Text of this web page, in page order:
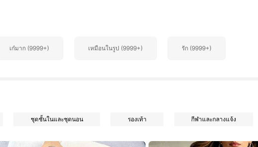
เก๋มาก (9999+) เหมือนในรูป (9999+) รัก (9999+)
ชุดชั้นในและชุดนอน รองเท้า กีฬาและกลางแจ้ง